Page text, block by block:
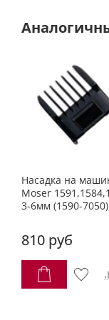
Насадка на
Moser
3-6мм (1590-7050)
810 руб